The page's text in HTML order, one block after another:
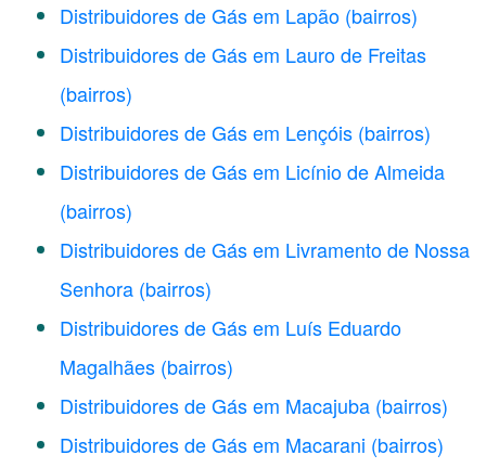
Distribuidores de Gás em Lapão (bairros)
Distribuidores de Gás em Lauro de Freitas
(bairros)
Distribuidores de Gás em Lençóis (bairros)
Distribuidores de Gás em Licínio de Almeida
(bairros)
Distribuidores de Gás em Livramento de Nossa
Senhora (bairros)
Distribuidores de Gás em Luís Eduardo
Magalhães (bairros)
Distribuidores de Gás em Macajuba (bairros)
Distribuidores de Gás em Macarani (bairros)